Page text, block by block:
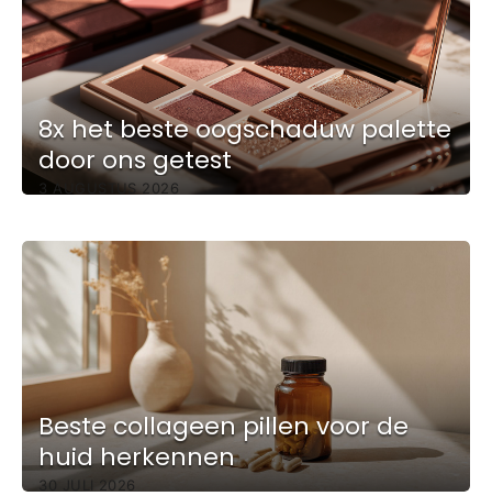
8x het beste oogschaduw palette
door ons getest
3 AUGUSTUS 2026
Beste collageen pillen voor de
huid herkennen
30 JULI 2026